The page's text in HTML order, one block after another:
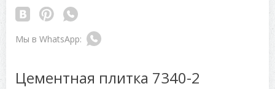
Цементная плитка 7340-2